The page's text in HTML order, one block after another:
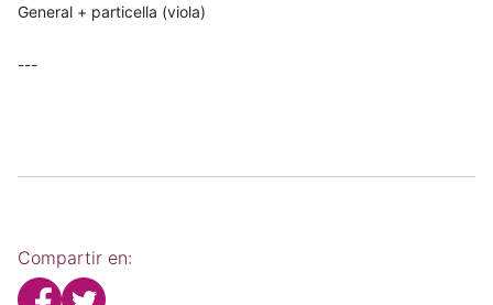
General + particella (viola)
---
Compartir en: